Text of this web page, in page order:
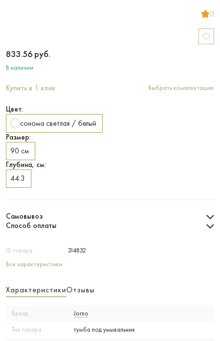
()
ID товара 314832
Все характеристики
833.56 руб.
В наличии
Купить в 1 клик Выбрать комплектацию
Цвет:
сонома светлая / белый
Размер:
90 см
Глубина, см:
44.3
Самовывоз
Способ оплаты
ХарактеристикиОтзывы
Бренд Jorno
Тип товара тумба под умывальник